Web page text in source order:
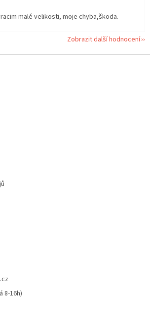
malé velikosti, moje chyba,škoda.
Zobrazit další hodnocení
8-16h)